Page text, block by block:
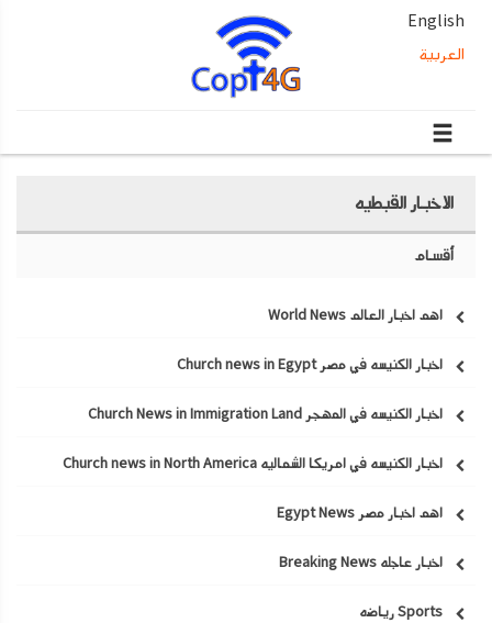
English
العربية
الاخبار القبطيه
أقسام
اهم اخبار العالم World News
اخبار الكنيسه في مصر Church news in Egypt
اخبار الكنيسه في المهجر Church News in Immigration Land
اخبار الكنيسه في امريكا الشماليه Church news in North America
اهم اخبار مصر Egypt News
اخبار عاجله Breaking News
Sports رياضه